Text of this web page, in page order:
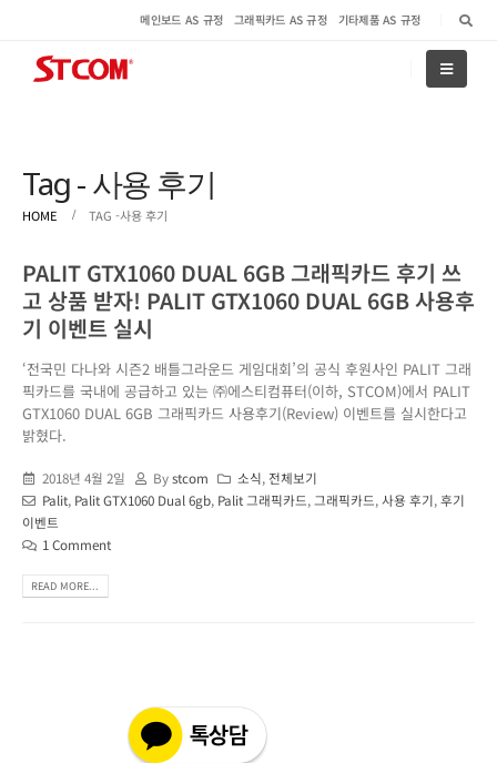
메인보드 AS 규정 그래픽카드 AS 규정 기타제품 AS 규정
Tag - 사용 후기
HOME TAG -사용 후기
PALIT GTX1060 DUAL 6GB 그래픽카드 후기 쓰
고 상품 받자! PALIT GTX1060 DUAL 6GB 사용후
기 이벤트 실시
‘전국민 다나와 시즌2 배틀그라운드 게임대회’의 공식 후원사인 PALIT 그래
픽카드를 국내에 공급하고 있는 ㈜에스티컴퓨터(이하, STCOM)에서 PALIT
GTX1060 DUAL 6GB 그래픽카드 사용후기(Review) 이벤트를 실시한다고
밝혔다.
2018년 4월 2일 Bystcom 소식, 전체보기
Palit, Palit GTX1060 Dual 6gb, Palit 그래픽카드,그래픽카드,사용 후기,후기
이벤트
1 Comment
READ MORE...